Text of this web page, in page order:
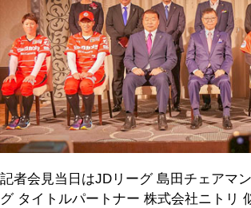
記者会見当日はJDリーグ 島田チェアマ
グ タイトルパートナー 株式会社ニトリ